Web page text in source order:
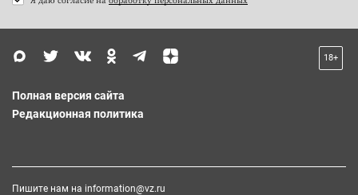
18+
Полная версия сайта
Редакционная политика
Пишите нам на information@vz.ru